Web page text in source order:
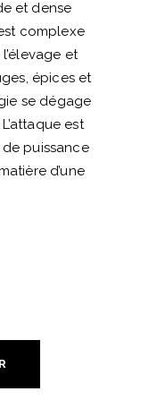
et dense
complexe
et
épices et
se dégage
est
puissance
d’une